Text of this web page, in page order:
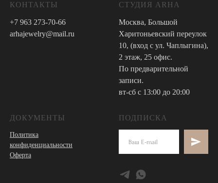
КОНТАКТЫ
+7 963 273-70-66
arhajewelry@mail.ru
СТУДИЯ ARHA
Москва, Большой
Харитоньевский переулок
10, (вход с ул. Чаплыгина),
2 этаж, 25 офис.
По предварительной
записи.
вт-сб с 13:00 до 20:00
ДОКУМЕНТЫ
Политика
конфиденциальности
Оферта
ПОДПИСКА